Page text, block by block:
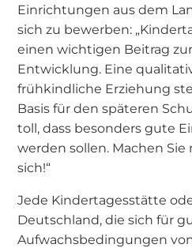
Einrichtungen aus dem
sich zu bewerben:
einen wichtigen Beitrag
Entwicklung. Eine
frühkindliche Erziehung
Basis für den späteren
toll, dass besonders gute
werden sollen. Machen
sich!“
Jede Kindertagesstätte
Deutschland, die sich für
Aufwachsbedingungen